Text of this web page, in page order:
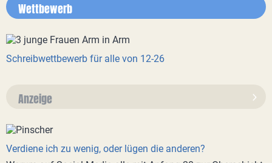
Wettbewerb
Schreibwettbewerb für alle von 12-26
Anzeige
Verdiene ich zu wenig, oder lügen die anderen?